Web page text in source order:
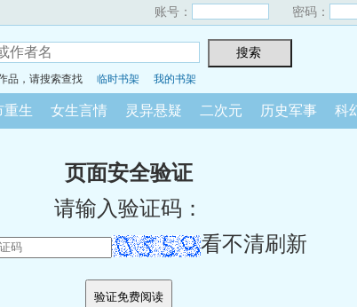
账号： 密码：
品，请搜索查找 临时书架 我的书架
重生 女生言情 灵异悬疑 二次元 历史军事 科
页面安全验证
请输入验证码：
看不清刷新